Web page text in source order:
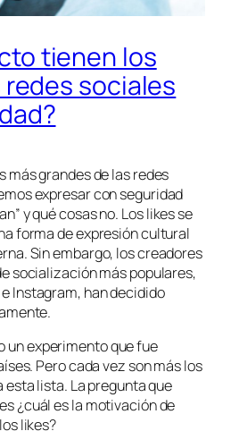
tienen los
redes sociales
más grandes de las redes
expresar con seguridad
y qué cosas no. Loslikesse
forma de expresión cultural
Sin embargo, los creadores
socialización más populares,
Instagram, han decidido
un experimento que fue
Pero cada vez son más los
esta lista. La pregunta que
¿cuál es la motivación de
likes?